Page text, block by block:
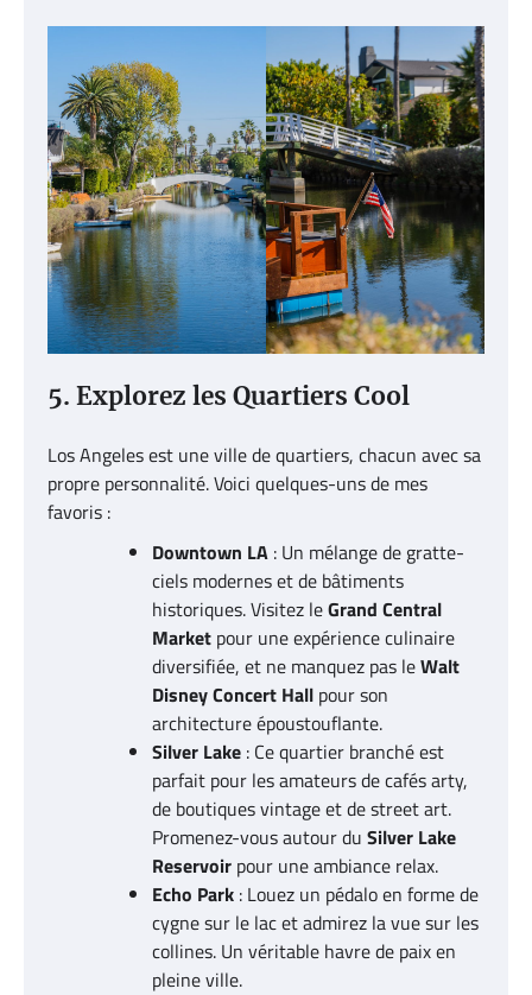
5. Explorez les Quartiers Cool
Los Angeles est une ville de quartiers, chacun avec sa
propre personnalité. Voici quelques-uns de mes
favoris :
Downtown LA : Un mélange de gratte-
ciels modernes et de bâtiments
historiques. Visitez leGrand Central
Market pour une expérience culinaire
diversifiée, et ne manquez pas leWalt
Disney Concert Hall pour son
architecture époustouflante.
Silver Lake : Ce quartier branché est
parfait pour les amateurs de cafés arty,
de boutiques vintage et de street art.
Promenez-vous autour du Silver Lake
Reservoir pour une ambiance relax.
Echo Park : Louez un pédalo en forme de
cygne sur le lac et admirez la vue sur les
collines. Un véritable havre de paix en
pleine ville.